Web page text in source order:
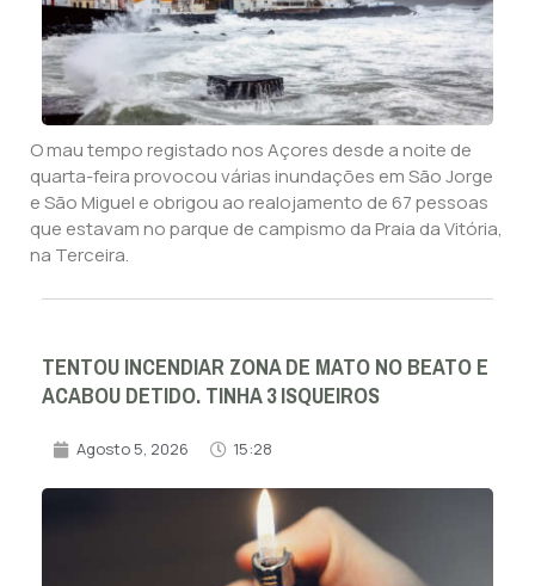
O mau tempo registado nos Açores desde a noite de
quarta-feira provocou várias inundações em São Jorge
e São Miguel e obrigou ao realojamento de 67 pessoas
que estavam no parque de campismo da Praia da Vitória,
na Terceira.
TENTOU INCENDIAR ZONA DE MATO NO BEATO E
ACABOU DETIDO. TINHA 3 ISQUEIROS
Agosto 5, 2026 15:28